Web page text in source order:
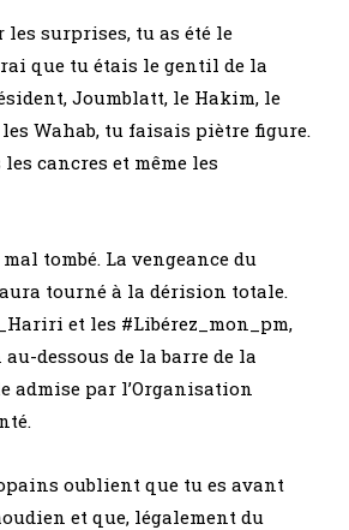
les surprises, tu as été le
que tu étais le gentil de la
Joumblatt, le Hakim, le
les Wahab, tu faisais piètre figure.
cancres et même les
tombé. La vengeance du
tourné à la dérision totale.
et les #Libérez_mon_pm,
dessous de la barre de la
admise par l’Organisation
oublient que tu es avant
et que, légalement du